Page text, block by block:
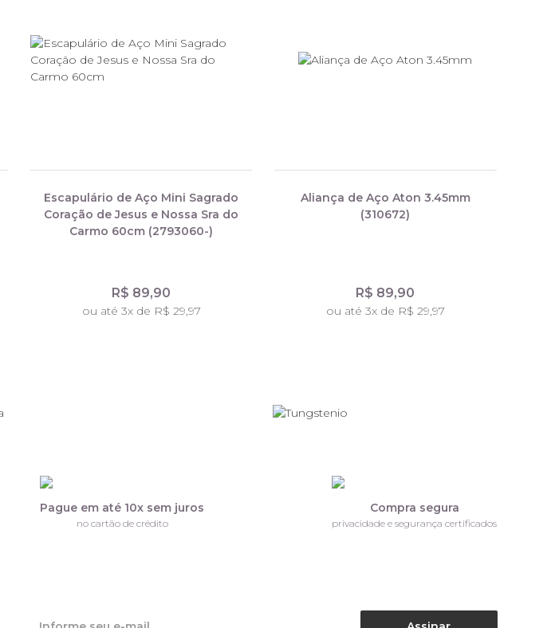
Escapulário de Aço Mini Sagrado
Coração de Jesus e Nossa Sra do
Carmo 60cm (2793060-)
R$ 89,90
ou até 3x de R$ 29,97
Aliança de Aço Aton 3.45mm
(310672)
R$ 89,90
ou até 3x de R$ 29,97
Pague em até 10x sem juros
no cartão de crédito
Compra segura
privacidade e segurança certificados